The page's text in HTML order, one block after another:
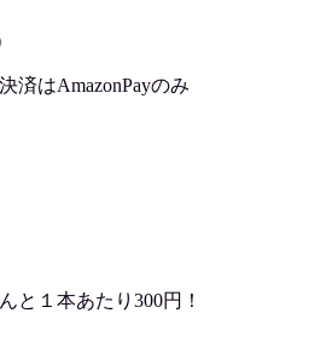
済はAmazonPayのみ
と１本あたり300円！